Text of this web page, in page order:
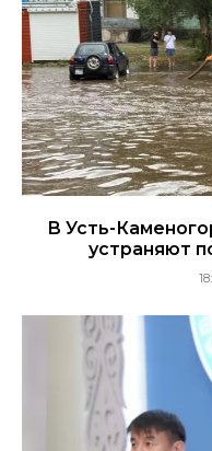
В Усть-
устраняют